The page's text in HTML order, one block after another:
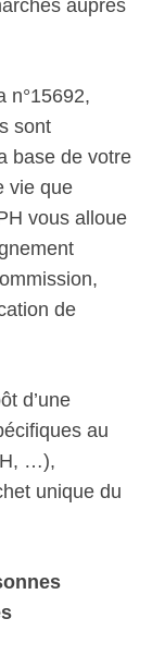
auprès
n°15692,
sont
base de votre
vie que
vous alloue
de
d’une
au
…),
unique du